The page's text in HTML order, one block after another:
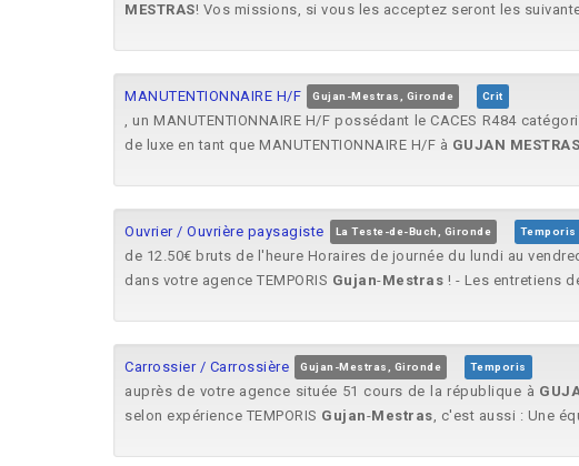
MESTRAS! Vos missions, si vous les acceptez seront les
MANUTENTIONNAIRE H/F Gujan-Mestras, Gironde Crit
, un MANUTENTIONNAIRE H/F possédant le CACES R484
de luxe en tant que MANUTENTIONNAIRE H/F à GUJAN MESTRAS
Ouvrier / Ouvrière paysagiste La Teste-de-Buch, Gironde Temporis
de 12.50€ bruts de l'heure Horaires de journée du lundi au
dans votre agence TEMPORIS Gujan-Mestras ! - Les entretiens
Carrossier / Carrossière Gujan-Mestras, Gironde Temporis
auprès de votre agence située 51 cours de la république à
selon expérience TEMPORIS Gujan-Mestras, c'est aussi : Une